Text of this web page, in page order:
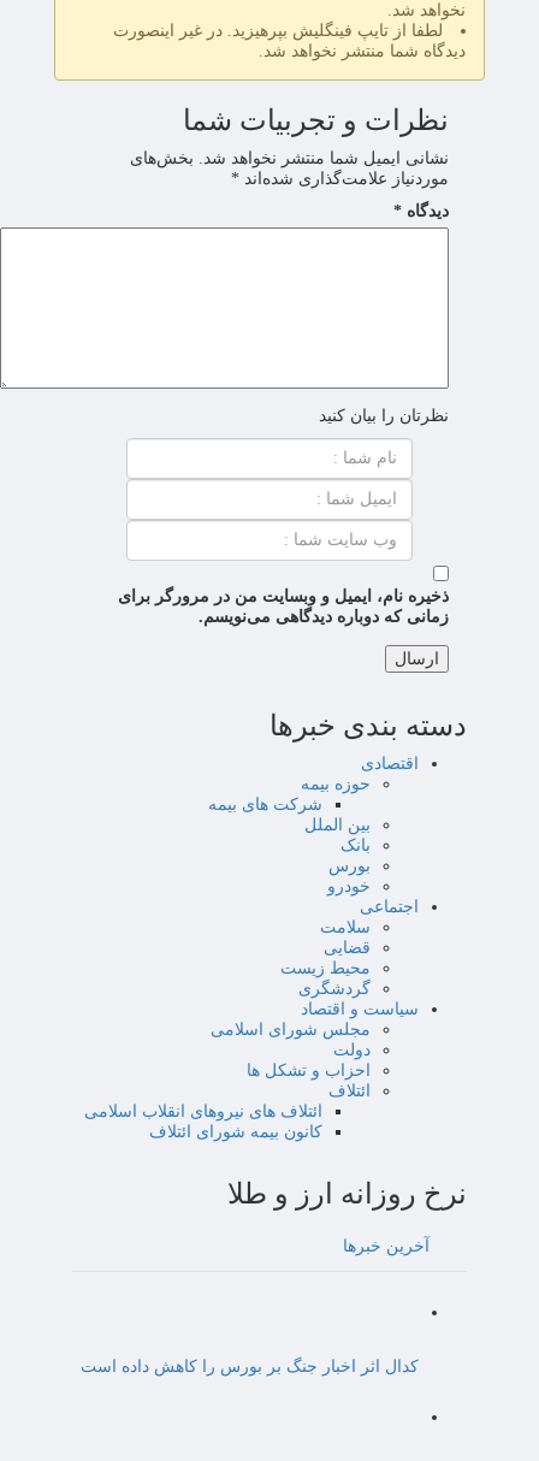
نخواهد شد.
لطفا از تایپ فینگلیش بپرهیزید. در غیر اینصورت
دیدگاه شما منتشر نخواهد شد.
نظرات و تجربیات شما
نشانی ایمیل شما منتشر نخواهد شد. بخش‌های
موردنیاز علامت‌گذاری شده‌اند *
دیدگاه *
نظرتان را بیان کنید
ذخیره نام، ایمیل و وبسایت من در مرورگر برای
زمانی که دوباره دیدگاهی می‌نویسم.
دسته بندی خبرها
اقتصادی
حوزه بیمه
شرکت های بیمه
بین الملل
بانک
بورس
خودرو
اجتماعی
سلامت
قضایی
محیط زیست
گردشگری
سیاست و اقتصاد
مجلس شورای اسلامی
دولت
احزاب و تشکل ها
ائتلاف
ائتلاف های نیروهای انقلاب اسلامی
کانون بیمه شورای ائتلاف
نرخ روزانه ارز و طلا
آخرین خبرها
کدال اثر اخبار جنگ بر بورس را کاهش داده است